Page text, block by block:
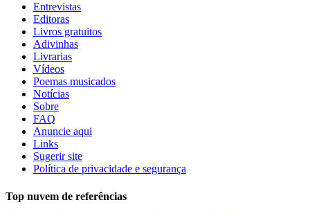
Entrevistas
Editoras
Livros gratuitos
Adivinhas
Livrarias
Vídeos
Poemas musicados
Notícias
Sobre
FAQ
Anuncie aqui
Links
Sugerir site
Política de privacidade e segurança
Top nuvem de referências